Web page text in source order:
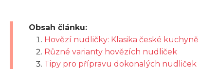
Obsah článku:
Hovězí nudličky: Klasika české kuchyně
Různé varianty hovězích nudliček
Tipy pro přípravu dokonalých nudliček